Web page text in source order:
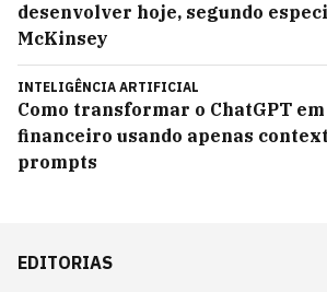
desenvolver hoje, segundo
McKinsey
INTELIGÊNCIA ARTIFICIAL
Como transformar o ChatGPT
financeiro usando apenas
prompts
EDITORIAS